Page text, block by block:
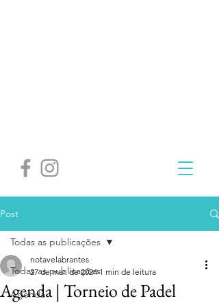
Post
Todas as publicações
Agenda
Todas as publicações
Agenda | Torneio de Padel
notavelabrantes
27 de mar. de 2024 1 min de leitura